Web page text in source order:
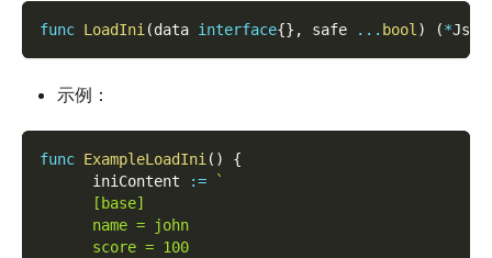
func LoadIni(data interface{} , safe ... bool) (*Json
示例：
func ExampleLoadIni( )
{
      iniContent
:=
`
      [base]
      name = john
      score = 100